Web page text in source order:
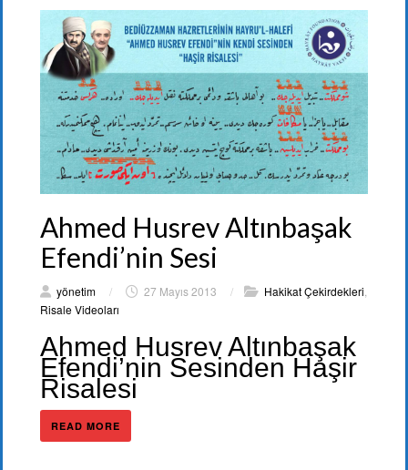
Ahmed Husrev Altınbaşak
Efendi’nin Sesi
yönetim / 27 Mayıs 2013 / Hakikat Çekirdekleri,
Risale Videoları
Ahmed Husrev Altınbaşak
Efendi’nin Sesinden Haşir
Risalesi
READ MORE